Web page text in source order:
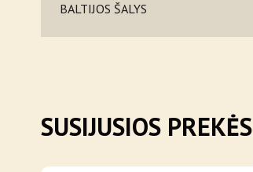
BALTIJOS ŠALYS
SUSIJUSIOS PREKĖS